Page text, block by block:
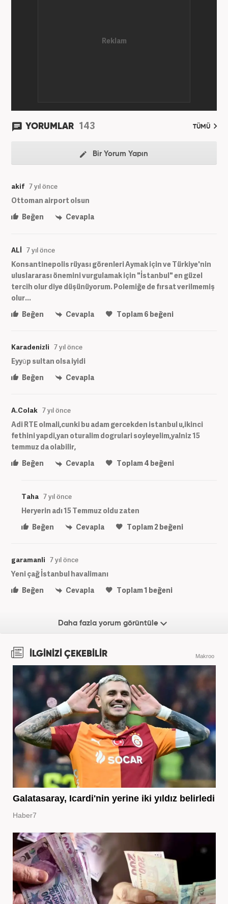
YORUMLAR 143 TÜMÜ
Bir Yorum Yapın
akif 7 yıl önce
Ottoman airport olsun
Beğen
Cevapla
ALİ 7 yıl önce
Konsantinepolis rüyası görenleri Aymak için ve Türkiye'nin
uluslararası önemini vurgulamak için "İstanbul" en güzel
tercih olur diye düşünüyorum. Polemiğe de fırsat verilmemiş
olur...
Beğen
Cevapla Toplam6 beğeni
Karadenizli 7 yıl önce
Eyyūp sultan olsa iyidi
Beğen
Cevapla
A.Colak 7 yıl önce
Adi RTE olmali,cunki bu adam gercekden istanbul u,ikinci
fethini yapdi,yan oturalim dogrulari soyleyelim,yalniz 15
temmuz da olabilir,
Beğen
Cevapla Toplam4 beğeni
Taha 7 yıl önce
Heryerin adı 15 Temmuz oldu zaten
Beğen
Cevapla Toplam2 beğeni
garamanli 7 yıl önce
Yeni çağ İstanbul havalimanı
Beğen
Cevapla Toplam1 beğeni
Daha fazla yorum görüntüle
İLGİNİZİ ÇEKEBİLİR Makroo
Galatasaray, Icardi'nin yerine iki yıldız belirledi
Haber7